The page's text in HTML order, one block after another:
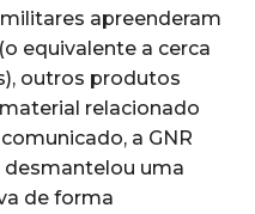
apreenderam
equivalente a cerca
outros produtos
relacionado
a GNR
uma
de forma